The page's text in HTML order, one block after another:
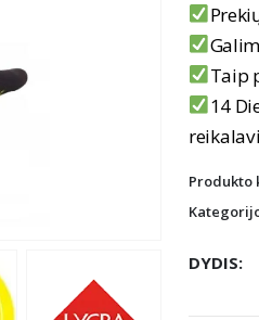
Taip
14
Produkto
DYDIS